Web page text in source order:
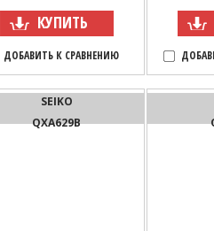
КУПИТЬ
ДОБАВИТЬ К СРАВНЕНИЮ
SEIKO
QXA629B